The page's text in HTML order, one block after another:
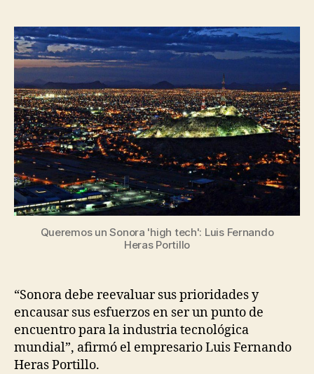
Sonora
‘high
tech’:
Fernando
Heras
Portillo
Queremos un Sonora 'high tech': Luis Fernando
Heras Portillo
“Sonora debe reevaluar sus prioridades y
encausar sus esfuerzos en ser un punto de
encuentro para la industria tecnológica
mundial”, afirmó el empresario Luis Fernando
Heras Portillo.